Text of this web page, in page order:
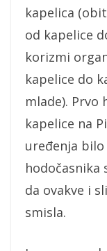
kapelica
od kapelice
korizmi
kapelice do
mlade). Prvo
kapelice na
uređenja
hodočasnika
da ovakve i
smisla.